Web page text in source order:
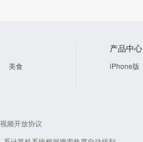
美食
产品中心
iPhone版
频开放协议